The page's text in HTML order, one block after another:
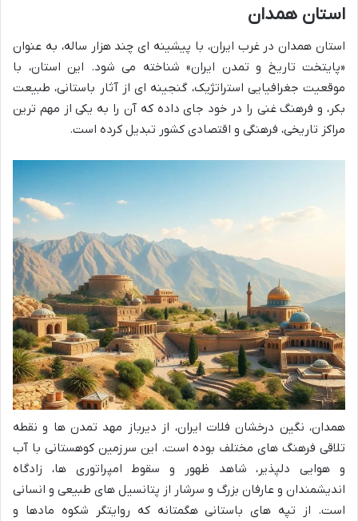
استان همدان
استان همدان در غرب ایران، با پیشینه ای چند هزار ساله، به عنوان
«پایتخت تاریخ و تمدن ایران» شناخته می شود. این استان، با
موقعیت جغرافیایی استراتژیک، گنجینه ای از آثار باستانی، طبیعت
بکر، و فرهنگ غنی را در خود جای داده که آن را به یکی از مهم ترین
مراکز تاریخی، فرهنگی و اقتصادی کشور تبدیل کرده است.
همدان، نگین درخشان فلات ایران، از دیرباز مهد تمدن ها و نقطه
تلاقی فرهنگ های مختلف بوده است. این سرزمین کوهستانی با آب
و هوایی دلپذیر، شاهد ظهور و سقوط امپراتوری ها، زادگاه
اندیشمندان و عارفان بزرگ و سرشار از پتانسیل های طبیعی و انسانی
است. از تپه های باستانی هگمتانه که روایتگر شکوه مادها و